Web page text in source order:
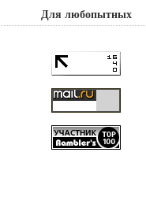
Для любопытных